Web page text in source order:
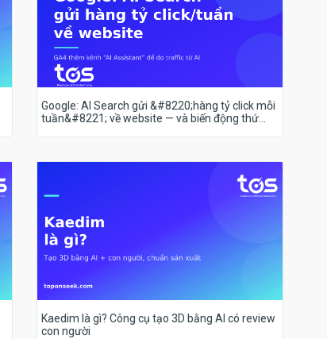
Google: AI Search gửi &#8220;hàng tỷ click mỗi
tuần&#8221; về website — và biến động thứ
Kaedim là gì? Công cụ tạo 3D bằng AI có review
con người